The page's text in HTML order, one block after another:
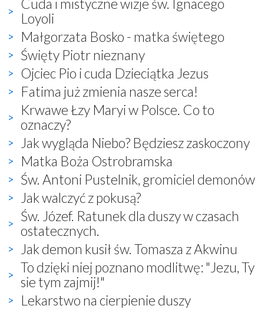
Cuda i mistyczne wizje św. Ignacego
Loyoli
Małgorzata Bosko - matka świętego
Święty Piotr nieznany
Ojciec Pio i cuda Dzieciątka Jezus
Fatima już zmienia nasze serca!
Krwawe Łzy Maryi w Polsce. Co to
oznaczy?
Jak wygląda Niebo? Będziesz zaskoczony
Matka Boża Ostrobramska
Św. Antoni Pustelnik, gromiciel demonów
Jak walczyć z pokusą?
Św. Józef. Ratunek dla duszy w czasach
ostatecznych.
Jak demon kusił św. Tomasza z Akwinu
To dzięki niej poznano modlitwę: "Jezu, Ty
sie tym zajmij!"
Lekarstwo na cierpienie duszy